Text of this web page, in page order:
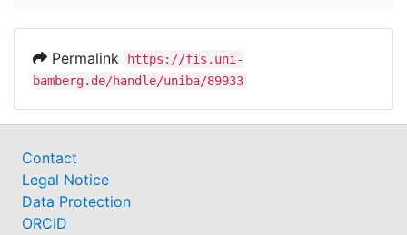
Permalink
https://fis.uni-
bamberg.de/handle/uniba/89933
Contact
Legal Notice
Data Protection
ORCID